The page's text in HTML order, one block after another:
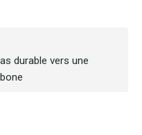
durable vers une